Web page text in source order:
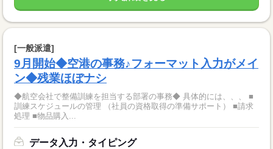
[一般派遣]
9月開始◆空港の事務♪フォーマット入力がメイ
ン◆残業ほぼナシ
◆航空会社で整備訓練を担当する部署の事務◆ 具体的には、、、 ■
訓練スケジュールの管理 （社員の資格取得の準備サポート） ■請求
処理 ■物品購入...
データ入力・タイピング